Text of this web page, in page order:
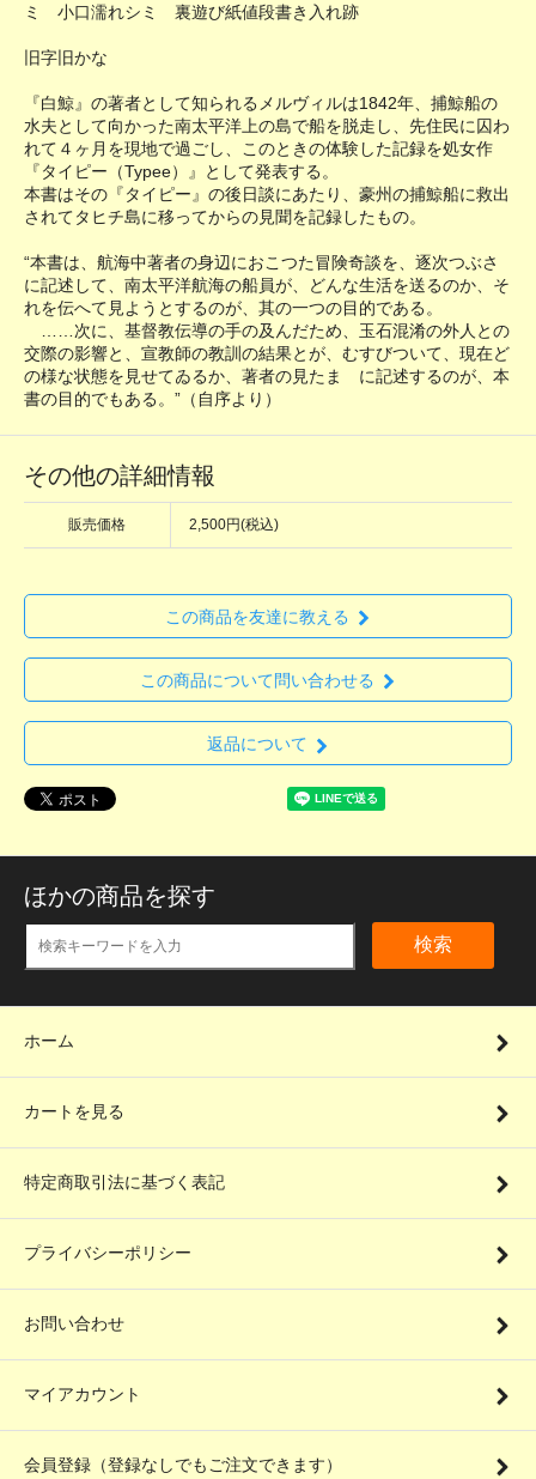
ミ 小口濡れシミ 裏遊び紙値段書き入れ跡
旧字旧かな
『白鯨』の著者として知られるメルヴィルは1842年、捕鯨船の
水夫として向かった南太平洋上の島で船を脱走し、先住民に囚わ
れて４ヶ月を現地で過ごし、このときの体験した記録を処女作
『タイピー（Typee）』として発表する。
本書はその『タイピー』の後日談にあたり、豪州の捕鯨船に救出
されてタヒチ島に移ってからの見聞を記録したもの。
“本書は、航海中著者の身辺におこつた冒険奇談を、逐次つぶさ
に記述して、南太平洋航海の船員が、どんな生活を送るのか、そ
れを伝へて見ようとするのが、其の一つの目的である。
……次に、基督教伝導の手の及んだため、玉石混淆の外人との
交際の影響と、宣教師の教訓の結果とが、むすびついて、現在ど
の様な状態を見せてゐるか、著者の見たまゝに記述するのが、本
書の目的でもある。”（自序より）
その他の詳細情報
販売価格 2,500円(税込)
この商品を友達に教える
この商品について問い合わせる
返品について
ほかの商品を探す
検索
ホーム
カートを見る
特定商取引法に基づく表記
プライバシーポリシー
お問い合わせ
マイアカウント
会員登録（登録なしでもご注文できます）